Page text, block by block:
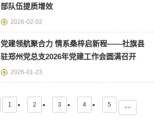
部队伍提质增效
2026-02-02
党建领航聚合力 情系桑梓启新程——社旗县
驻郑州党总支2026年党建工作会圆满召开
2026-01-23
1 2 3 4 5 >>